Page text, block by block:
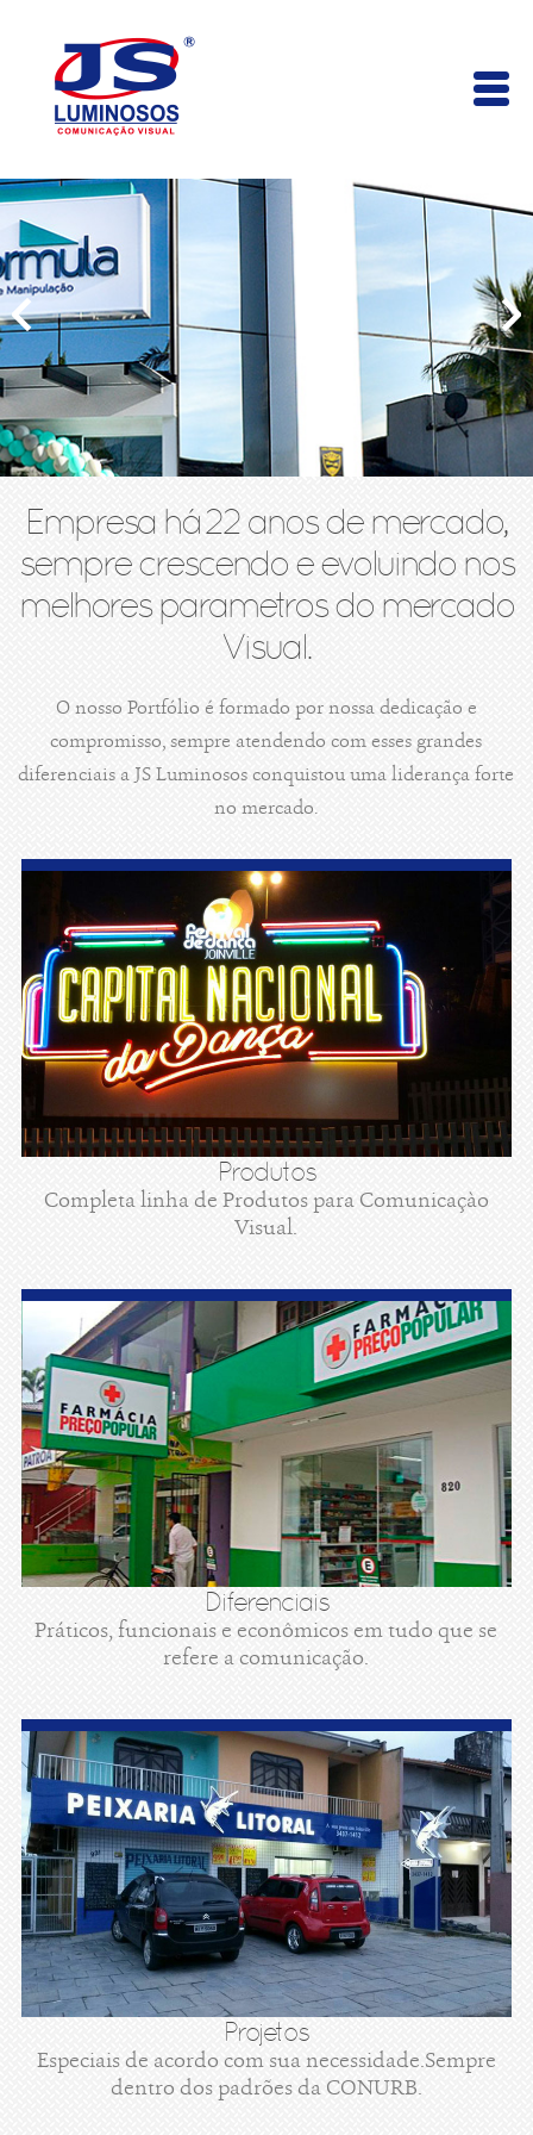
Empresa há 22 anos de mercado,
sempre crescendo e evoluindo nos
melhores parametros do mercado
Visual.
O nosso Portfólio é formado por nossa dedicação e
compromisso, sempre atendendo com esses grandes
diferenciais a JS Luminosos conquistou uma liderança forte
no mercado.
Produtos
Completa linha de Produtos para Comunicaçào
Visual.
Diferenciais
Práticos, funcionais e econômicos em tudo que se
refere a comunicação.
Projetos
Especiais de acordo com sua necessidade.Sempre
dentro dos padrões da CONURB.